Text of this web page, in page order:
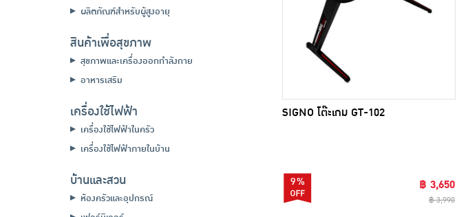
ผลิตภัณฑ์สำหรับผู้สูงอายุ
สินค้าเพื่อสุขภาพ
สุขภาพและเครื่องออกกำลังกาย
อาหารเสริม
เครื่องใช้ไฟฟ้า
เครื่องใช้ไฟฟ้าในครัว
เครื่องใช้ไฟฟ้าภายในบ้าน
บ้านและสวน
ห้องครัวและอุปกรณ์
SIGNO โต๊ะเกม GT-102
9% ฿ 3,650
฿ 3,990